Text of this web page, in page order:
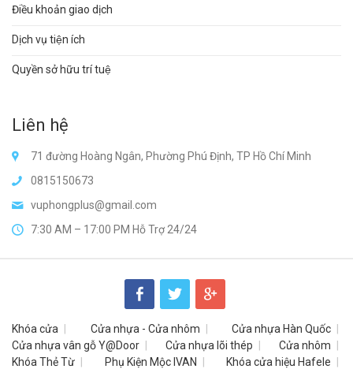
Điều khoản giao dịch
Dịch vụ tiện ích
Quyền sở hữu trí tuệ
Liên hệ
71 đường Hoàng Ngân, Phường Phú Định, TP Hồ Chí Minh
0815150673
vuphongplus@gmail.com
7:30 AM – 17:00 PM Hỗ Trợ 24/24
Khóa cửa Cửa nhựa - Cửa nhôm
Cửa nhựa Hàn Quốc
Cửa nhựa vân gỗ Y@Door
Cửa nhựa lõi thép
Cửa nhôm
Khóa Thẻ Từ
Phụ Kiện Mộc IVAN Khóa cửa hiệu Hafele